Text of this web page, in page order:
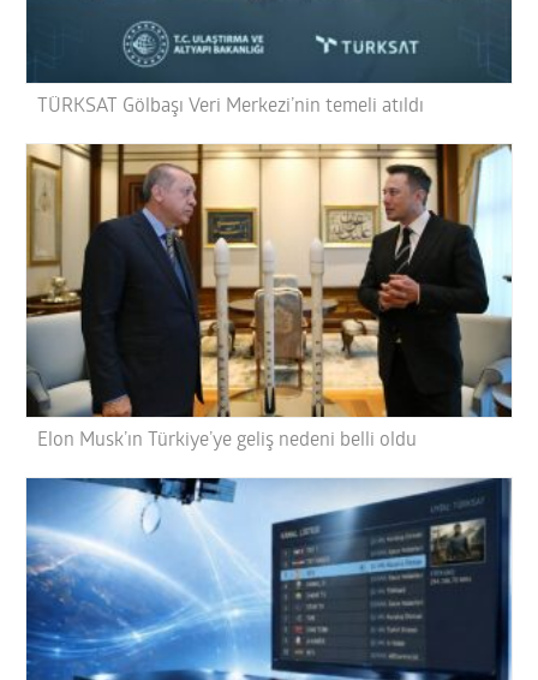
TÜRKSAT Gölbaşı Veri Merkezi’nin temeli atıldı
Elon Musk’ın Türkiye’ye geliş nedeni belli oldu